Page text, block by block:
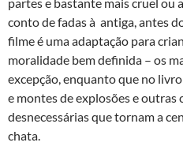
partes e bastante mais cruel ou
conto de fadas à antiga, antes
filme é uma adaptação para
moralidade bem definida – os
excepção, enquanto que no
e montes de explosões e outras
desnecessárias que tornam a
chata.